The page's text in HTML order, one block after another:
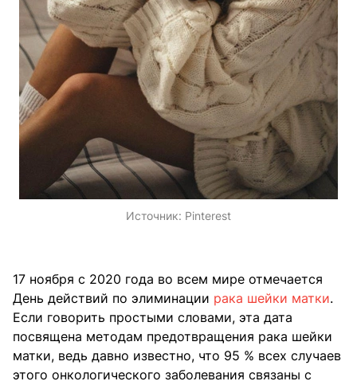
Источник: Pinterest
17 ноября с 2020 года во всем мире отмечается
День действий по элиминации рака шейки матки.
Если говорить простыми словами, эта дата
посвящена методам предотвращения рака шейки
матки, ведь давно известно, что 95 % всех случаев
этого онкологического заболевания связаны с